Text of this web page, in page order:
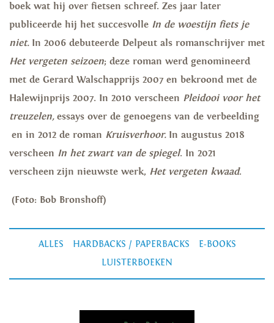
boek wat hij over fietsen schreef. Zes jaar later
publiceerde hij het succesvolle In de woestijn fiets je
niet. In 2006 debuteerde Delpeut als romanschrijver met
Het vergeten seizoen; deze roman werd genomineerd
met de Gerard Walschapprijs 2007 en bekroond met de
Halewijnprijs 2007. In 2010 verscheen Pleidooi voor het
treuzelen, essays over de genoegens van de verbeelding
en in 2012 de roman Kruisverhoor. In augustus 2018
verscheen In het zwart van de spiegel. In 2021
verscheen zijn nieuwste werk, Het vergeten kwaad.
(Foto: Bob Bronshoff)
ALLES HARDBACKS / PAPERBACKS
E-BOOKS
LUISTERBOEKEN